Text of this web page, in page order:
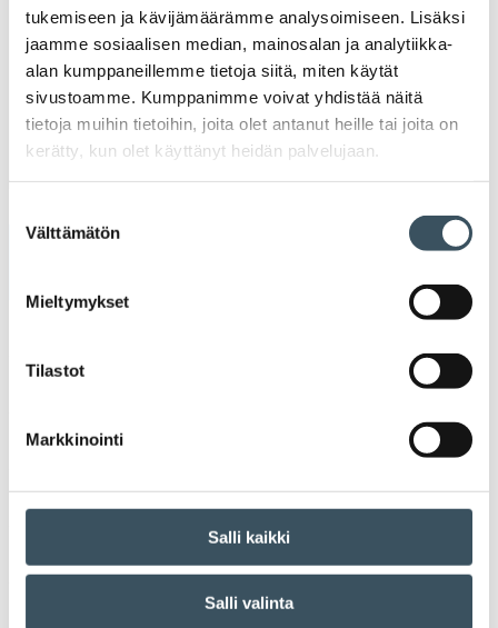
tukemiseen ja kävijämäärämme analysoimiseen. Lisäksi
jaamme sosiaalisen median, mainosalan ja analytiikka-
alan kumppaneillemme tietoja siitä, miten käytät
sivustoamme. Kumppanimme voivat yhdistää näitä
tietoja muihin tietoihin, joita olet antanut heille tai joita on
kerätty, kun olet käyttänyt heidän palvelujaan.
valinta
Välttämätön
Mieltymykset
Tilastot
Markkinointi
Salli kaikki
Salli valinta
Julkaisut
Medialle
Seuraa toimintaamme
2024
2023